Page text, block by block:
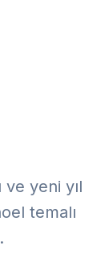
ve yeni yıl
temalı